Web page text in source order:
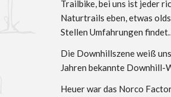
Trailbike, bei uns ist jeder
Naturtrails eben, etwas
Stellen Umfahrungen
Die Downhillszene weiß
Jahren bekannte Downhill-
Heuer war das Norco